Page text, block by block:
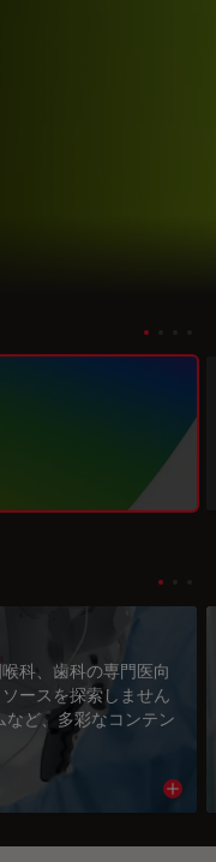
科、歯科の専門医向
ースを探索しません
ど、多彩なコンテン